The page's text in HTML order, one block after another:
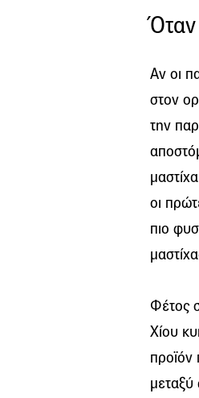
Όταν
Αν οι
στον
την
οι
πιο
Φέτος
Χίου
προϊόν
μεταξύ